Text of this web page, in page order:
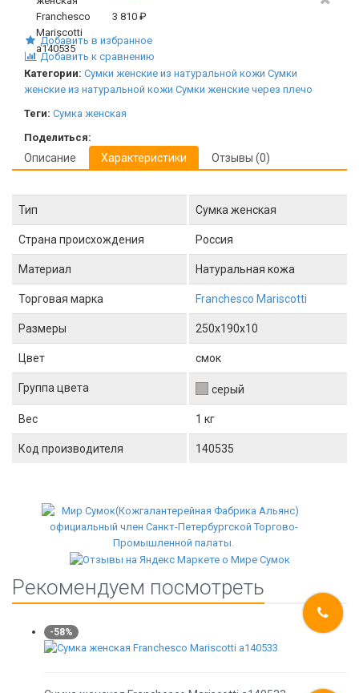
3 810 ₽
Добавить в избранное
Добавить к сравнению
Категории: Сумки женские из натуральной кожи Сумки
женские из натуральной кожи Сумки женские через плечо
Теги: Сумка женская
Поделиться:
Описание Характеристики Отзывы (0)
Тип Сумка женская
Страна происхождения Россия
Материал Натуральная кожа
Торговая марка Franchesco Mariscotti
Размеры 250x190x10
Цвет смок
Группа цвета серый
Вес 1 кг
Код производителя 140535
Рекомендуем посмотреть
-58%